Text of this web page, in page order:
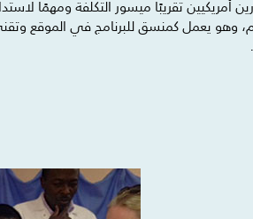
وهو يعمل كمنسق للبرنامج في الموقع